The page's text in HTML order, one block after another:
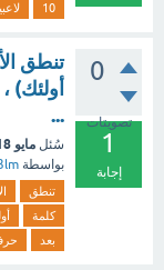
10
0
تصويتات
1
إجابة
تنطق
أولئك)
...
سُئل مايو 18، 2023
بواسطة
تنطق
كلمة
بعد